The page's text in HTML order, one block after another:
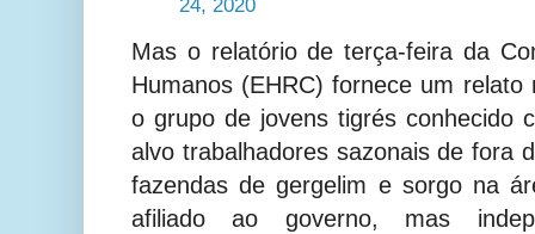
24, 2020
Mas o relatório de terça-feira da
Humanos (EHRC) fornece um relato
o grupo de jovens tigrés conhecido
alvo trabalhadores sazonais de fora
fazendas de gergelim e sorgo na
afiliado ao governo, mas